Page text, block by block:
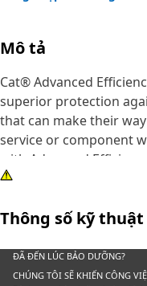
Mô tả
Cat® Advanced
superior protection
that can make their
service or component
with Advanced
an upgrade for some
Although all engine oil
capturing and
damaging to
Thông số kỹ thuật
ĐÃ ĐẾN LÚC BẢO DƯỠNG?
CHÚNG TÔI SẼ KHIẾN CÔNG